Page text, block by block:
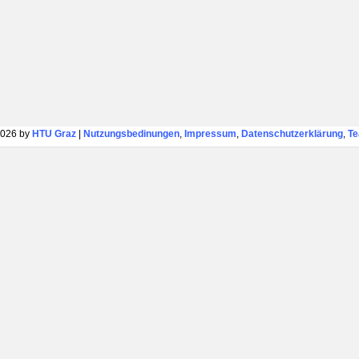
by HTU Graz| Nutzungsbedinungen, Impressum, Datenschutzerklärung,